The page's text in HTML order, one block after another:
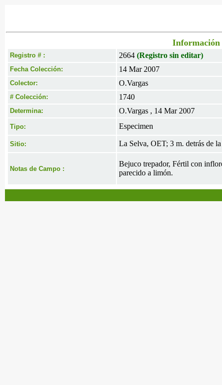
Información
Registro # : 2664 (Registro sin editar)
Fecha Colección: 14 Mar 2007
Colector: O.Vargas
# Colección: 1740
Determina: O.Vargas , 14 Mar 2007
Tipo: Especimen
Sitio: La Selva, OET; 3 m. detrás de
Notas de Campo :
Bejuco trepador, Fértil con
parecido a limón.